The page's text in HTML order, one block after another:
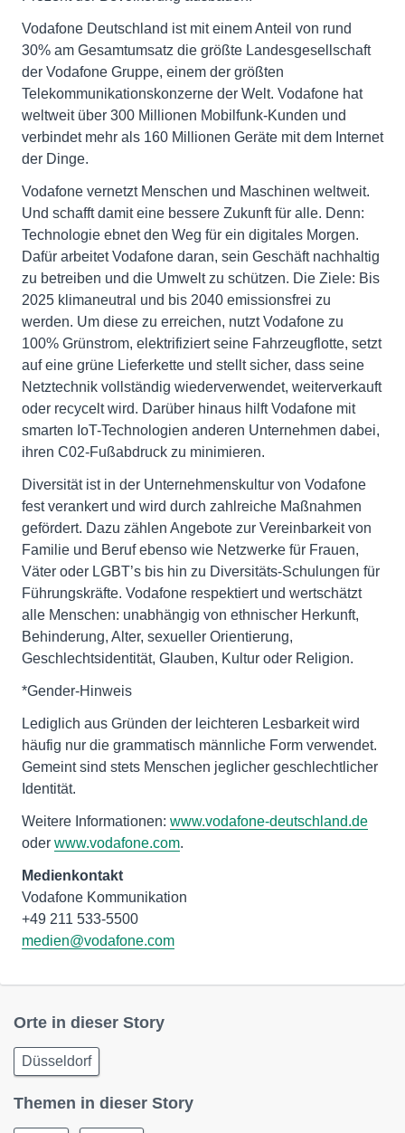
Vodafone Deutschland ist mit einem Anteil von rund
30% am Gesamtumsatz die größte Landesgesellschaft
der Vodafone Gruppe, einem der größten
Telekommunikationskonzerne der Welt. Vodafone hat
weltweit über 300 Millionen Mobilfunk-Kunden und
verbindet mehr als 160 Millionen Geräte mit dem Internet
der Dinge.
Vodafone vernetzt Menschen und Maschinen weltweit.
Und schafft damit eine bessere Zukunft für alle. Denn:
Technologie ebnet den Weg für ein digitales Morgen.
Dafür arbeitet Vodafone daran, sein Geschäft nachhaltig
zu betreiben und die Umwelt zu schützen. Die Ziele: Bis
2025 klimaneutral und bis 2040 emissionsfrei zu
werden. Um diese zu erreichen, nutzt Vodafone zu
100% Grünstrom, elektrifiziert seine Fahrzeugflotte, setzt
auf eine grüne Lieferkette und stellt sicher, dass seine
Netztechnik vollständig wiederverwendet, weiterverkauft
oder recycelt wird. Darüber hinaus hilft Vodafone mit
smarten IoT-Technologien anderen Unternehmen dabei,
ihren C02-Fußabdruck zu minimieren.
Diversität ist in der Unternehmenskultur von Vodafone
fest verankert und wird durch zahlreiche Maßnahmen
gefördert. Dazu zählen Angebote zur Vereinbarkeit von
Familie und Beruf ebenso wie Netzwerke für Frauen,
Väter oder LGBT’s bis hin zu Diversitäts-Schulungen für
Führungskräfte. Vodafone respektiert und wertschätzt
alle Menschen: unabhängig von ethnischer Herkunft,
Behinderung, Alter, sexueller Orientierung,
Geschlechtsidentität, Glauben, Kultur oder Religion.
*Gender-Hinweis
Lediglich aus Gründen der leichteren Lesbarkeit wird
häufig nur die grammatisch männliche Form verwendet.
Gemeint sind stets Menschen jeglicher geschlechtlicher
Identität.
Weitere Informationen: www.vodafone-deutschland.de
oder www.vodafone.com.
Medienkontakt
Vodafone Kommunikation
medien@vodafone.com
Orte in dieser Story
Düsseldorf
Themen in dieser Story